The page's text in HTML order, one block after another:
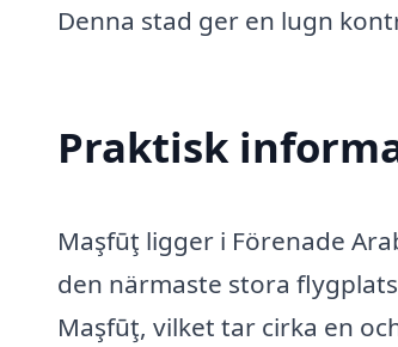
Denna stad ger en lugn
Praktisk
Maşfūţ ligger i Förenade
den närmaste stora
Maşfūţ, vilket tar cirka en